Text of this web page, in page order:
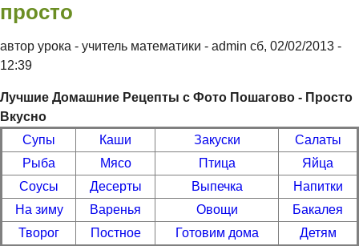
просто
автор урока - учитель математики - admin сб, 02/02/2013 -
12:39
Лучшие Домашние Рецепты с Фото Пошагово - Просто
Вкусно
Супы
Каши Закуски
Салаты
Рыба
Мясо Птица
Яйца
Соусы
Десерты Выпечка
Напитки
На зиму
Варенья Овощи
Бакалея
Творог
Постное Готовим дома
Детям